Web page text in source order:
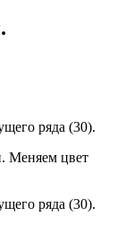
ряда (30).
Меняем цвет
ряда (30).